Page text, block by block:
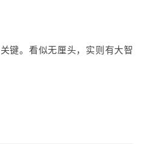
键。看似无厘头，实则有大智